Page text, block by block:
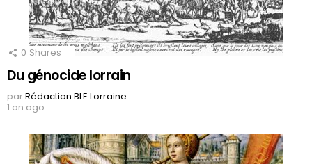
0 Shares
Du génocide lorrain
parRédaction BLE Lorraine
1 an ago